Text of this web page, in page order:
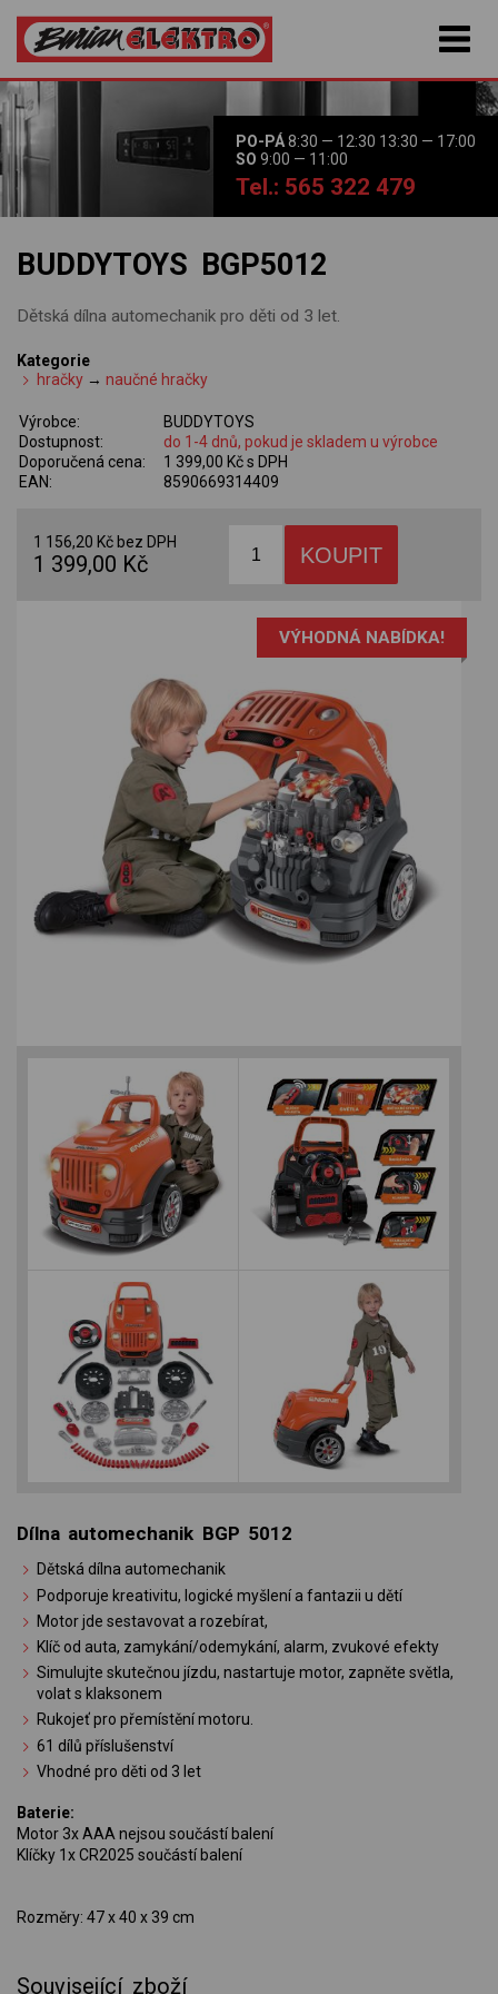
PO-PÁ8:30 — 12:30 13:30 — 17:00
SO 9:00 — 11:00
Tel.: 565 322 479
BUDDYTOYS BGP5012
Dětská dílna automechanik pro děti od 3 let.
Kategorie
hračky →naučné hračky
Výrobce:
BUDDYTOYS
Dostupnost:
do 1-4 dnů, pokud je skladem u výrobce
Doporučená cena:
1 399,00 Kč s DPH
EAN:
8590669314409
1 156,20 Kč bez DPH
1 399,00 Kč
VÝHODNÁ NABÍDKA!
Dílna automechanik BGP 5012
Dětská dílna automechanik
Podporuje kreativitu, logické myšlení a fantazii u dětí
Motor jde sestavovat a rozebírat,
Klíč od auta, zamykání/odemykání, alarm, zvukové efekty
Simulujte skutečnou jízdu, nastartuje motor, zapněte světla,
volat s klaksonem
Rukojeť pro přemístění motoru.
61 dílů příslušenství
Vhodné pro děti od 3 let
Baterie:
Motor 3x AAA nejsou součástí balení
Klíčky 1x CR2025 součástí balení
Rozměry: 47 x 40 x 39 cm
Související zboží